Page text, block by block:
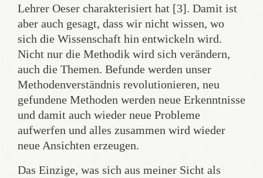
Lehrer Oeser charakterisiert hat [3]. Damit ist
aber auch gesagt, dass wir nicht wissen, wo
sich die Wissenschaft hin entwickeln wird.
Nicht nur die Methodik wird sich verändern,
auch die Themen. Befunde werden unser
Methodenverständnis revolutionieren, neu
gefundene Methoden werden neue Erkenntnisse
und damit auch wieder neue Probleme
aufwerfen und alles zusammen wird wieder
neue Ansichten erzeugen.
Das Einzige, was sich aus meiner Sicht als